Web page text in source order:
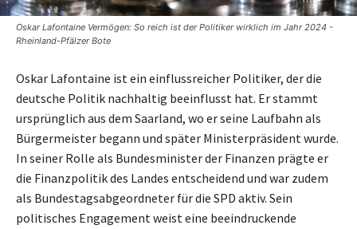
Oskar Lafontaine Vermögen: So reich ist der Politiker wirklich im Jahr 2024 -
Rheinland-Pfälzer Bote
Oskar Lafontaine ist ein einflussreicher Politiker, der die
deutsche Politik nachhaltig beeinflusst hat. Er stammt
ursprünglich aus dem Saarland, wo er seine Laufbahn als
Bürgermeister begann und später Ministerpräsident wurde.
In seiner Rolle als Bundesminister der Finanzen prägte er
die Finanzpolitik des Landes entscheidend und war zudem
als Bundestagsabgeordneter für die SPD aktiv. Sein
politisches Engagement weist eine beeindruckende